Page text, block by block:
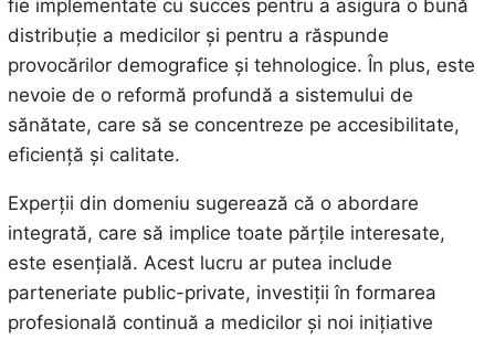
fie implementate cu succes pentru a asigura o bună
distribuție a medicilor și pentru a răspunde
provocărilor demografice și tehnologice. În plus, este
nevoie de o reformă profundă a sistemului de
sănătate, care să se concentreze pe accesibilitate,
eficiență și calitate.
Experții din domeniu sugerează că o abordare
integrată, care să implice toate părțile interesate,
este esențială. Acest lucru ar putea include
parteneriate public-private, investiții în formarea
profesională continuă a medicilor și noi inițiative